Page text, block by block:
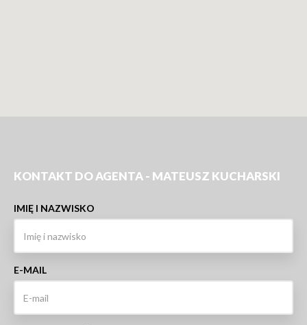
KONTAKT DO AGENTA - MATEUSZ KUCHARSKI
IMIĘ I NAZWISKO
E-MAIL